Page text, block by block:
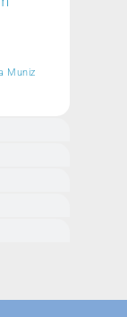
Muniz